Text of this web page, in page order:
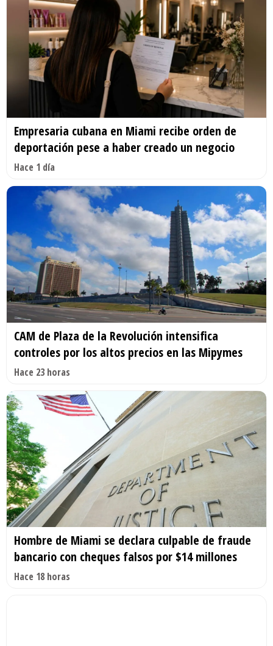
Empresaria cubana en Miami recibe orden de
deportación pese a haber creado un negocio
Hace 1 día
CAM de Plaza de la Revolución intensifica
controles por los altos precios en las Mipymes
Hace 23 horas
Hombre de Miami se declara culpable de fraude
bancario con cheques falsos por $14 millones
Hace 18 horas